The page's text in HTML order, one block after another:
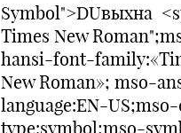
Symbol">DUвыхна
Times New
hansi-font-
New Roman»; mso-
language:EN-
type:symbol;mso-